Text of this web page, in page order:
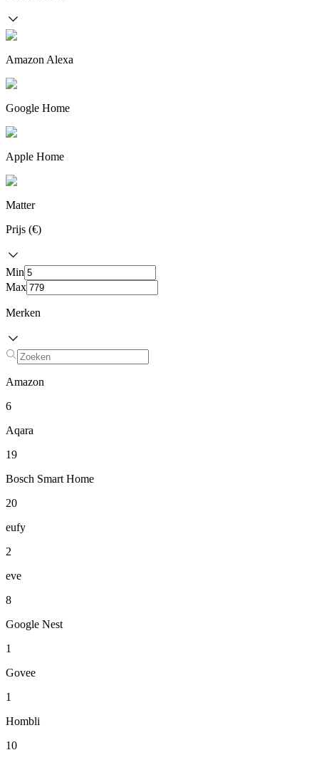
Amazon Alexa
Google Home
Apple Home
Matter
Prijs (€)
Min
Max
Merken
Amazon
6
Aqara
19
Bosch Smart Home
20
eufy
2
eve
8
Google Nest
1
Govee
1
Hombli
10